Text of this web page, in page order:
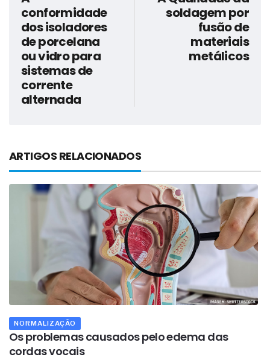
conformidade
dos isoladores
de porcelana
ou vidro para
sistemas de
corrente
alternada
soldagem por
fusão de
materiais
metálicos
ARTIGOS RELACIONADOS
NORMALIZAÇÃO
Os problemas causados pelo edema das
cordas vocais